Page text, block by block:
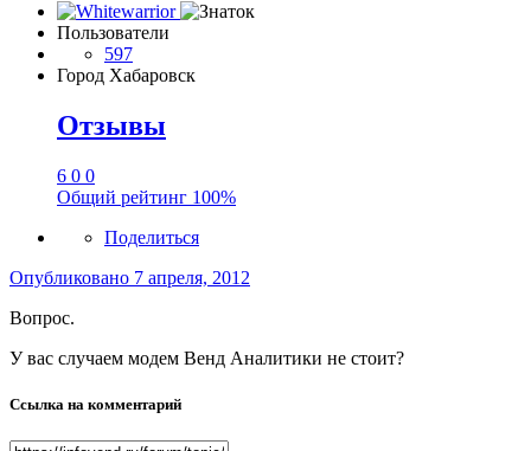
Пользователи
597
Город Хабаровск
Отзывы
6 0 0
Общий рейтинг 100%
Поделиться
Опубликовано 7 апреля, 2012
Вопрос.
У вас случаем модем Венд Аналитики не стоит?
Ссылка на комментарий